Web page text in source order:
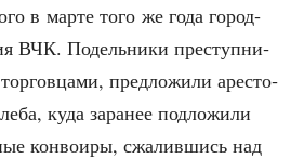
в мар­те того же года город­
ВЧК. Подель­ни­ки пре­ступ­ни­
пред­ло­жи­ли аре­сто­
куда зара­нее под­ло­жи­ли
кон­во­и­ры, сжа­лив­шись над